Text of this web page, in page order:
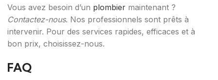
Vous avez besoin d’un plombier maintenant ?
Contactez-nous. Nos professionnels sont prêts à
intervenir. Pour des services rapides, efficaces et à
bon prix, choisissez-nous.
FAQ